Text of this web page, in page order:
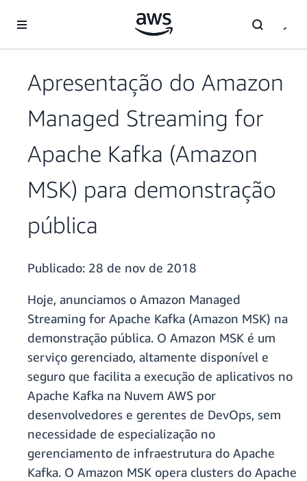
Pular para o conteúdo principal
Apresentação do Amazon
Managed Streaming for
Apache Kafka (Amazon
MSK) para demonstração
pública
Publicado: 28 de nov de 2018
Hoje, anunciamos o Amazon Managed
Streaming for Apache Kafka (Amazon MSK) na
demonstração pública. O Amazon MSK é um
serviço gerenciado, altamente disponível e
seguro que facilita a execução de aplicativos no
Apache Kafka na Nuvem AWS por
desenvolvedores e gerentes de DevOps, sem
necessidade de especialização no
gerenciamento de infraestrutura do Apache
Kafka. O Amazon MSK opera clusters do Apache